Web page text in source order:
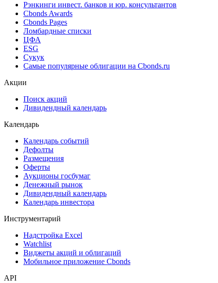
Рэнкинги инвест. банков и юр. консультантов
Cbonds Awards
Cbonds Pages
Ломбардные списки
ЦФА
ESG
Сукук
Самые популярные облигации на Cbonds.ru
Акции
Поиск акций
Дивидендный календарь
Календарь
Календарь событий
Дефолты
Размещения
Оферты
Аукционы госбумаг
Денежный рынок
Дивидендный календарь
Календарь инвестора
Инструментарий
Надстройка Excel
Watchlist
Виджеты акций и облигаций
Мобильное приложение Cbonds
API